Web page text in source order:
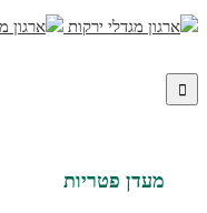
מעדן פטריות